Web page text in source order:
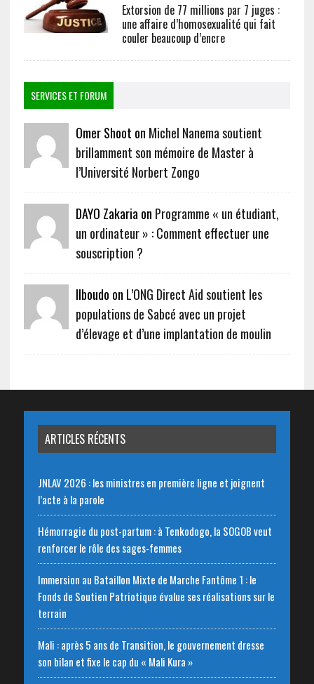
Extorsion de 77 millions par 7 juges :
une affaire d’homosexualité qui fait
couler beaucoup d’encre
SERVICES ET FORUM
Omer Shoot on Michel Nanema soutient
brillamment son mémoire de Master à
l’Université Norbert Zongo
DAYO Zakaria on Programme « un étudiant,
un ordinateur » : Comment effectuer une
souscription ?
Ilboudo on L’ONG Direct Aid soutient les
populations de Sabcé avec un projet
d’élevage et d’une implantation de moulin
ARTICLES RÉCENTS
JNLAV 2026 : les ministres en première ligne et joignent
l’acte à la parole
Hémorragie du post-partum : à Tenkodogo, la SOGOB veut
renforcer le rôle des sages-femmes
Immersion au Bataillon Mixte de Marche Fantôme 1 : le
Fonds de Soutien Patriotique évalue ses réalisations sur le
terrain
Mali : après 5 ans de Transition, le gouvernement dresse
son bilan et fixe le cap du « Mali Kura »